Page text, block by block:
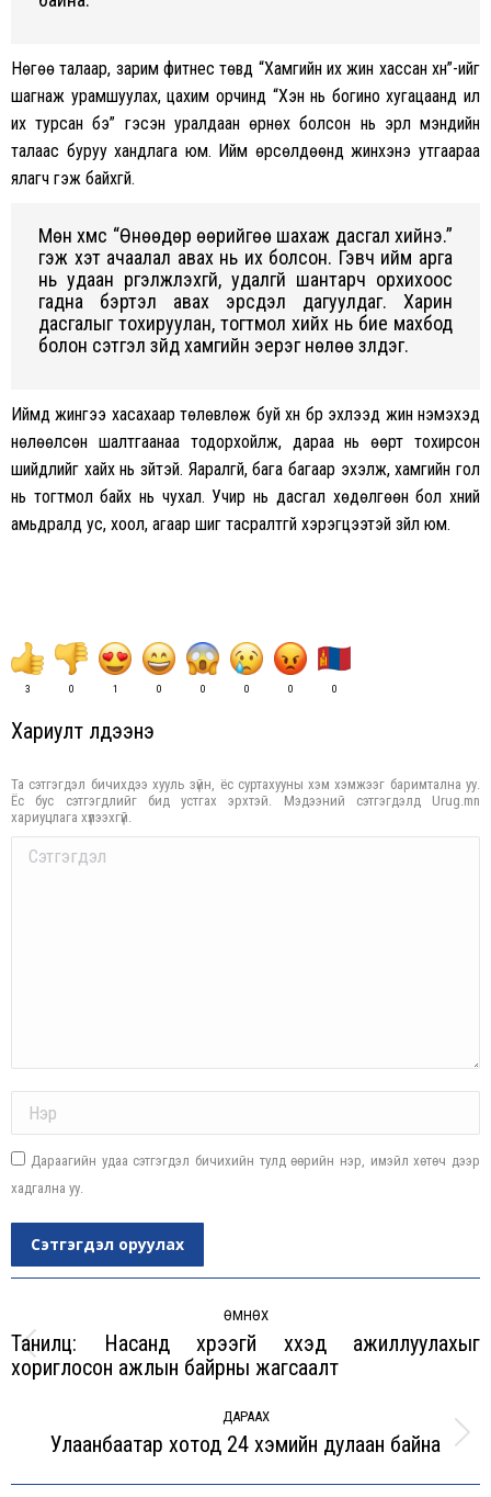
Нөгөө талаар, зарим фитнес төвүүд “Хамгийн их жин хассан хүн”-ийг
шагнаж урамшуулах, цахим орчинд “Хэн нь богино хугацаанд илүү
их турсан бэ” гэсэн уралдаан өрнөх болсон нь эрүүл мэндийн
талаас буруу хандлага юм. Ийм өрсөлдөөнд жинхэнэ утгаараа
ялагч гэж байхгүй.
Мөн хүмүүс “Өнөөдөр өөрийгөө шахаж дасгал хийнэ.”
гэж хэт ачаалал авах нь их болсон. Гэвч ийм арга
нь удаан үргэлжлэхгүй, удалгүй шантарч орхихоос
гадна бэртэл авах эрсдэл дагуулдаг. Харин
дасгалыг тохируулан, тогтмол хийх нь бие махбод
болон сэтгэл зүйд хамгийн эерэг нөлөө үзүүлдэг.
Иймд жингээ хасахаар төлөвлөж буй хүн бүр эхлээд жин нэмэхэд
нөлөөлсөн шалтгаанаа тодорхойлж, дараа нь өөрт тохирсон
шийдлийг хайх нь зүйтэй. Яаралгүй, бага багаар эхэлж, хамгийн гол
нь тогтмол байх нь чухал. Учир нь дасгал хөдөлгөөн бол хүний
амьдралд ус, хоол, агаар шиг тасралтгүй хэрэгцээтэй зүйл юм.
3 0 1 0 0 0 0 0
Хариулт үлдээнэ үү
Та сэтгэгдэл бичихдээ хууль зүйн, ёс суртахууны хэм хэмжээг баримтална уу.
Ёс бус сэтгэгдлийг бид устгах эрхтэй. Мэдээний сэтгэгдэлд Urug.mn
хариуцлага хүлээхгүй.
Comment
Дараагийн удаа сэтгэгдэл бичихийн тулд өөрийн нэр, имэйл хөтөч дээр
хадгална уу.
Сэтгэгдэл оруулах
ӨМНӨХ
Previous
Танилц: Насанд хүрээгүй хүүхэд ажиллуулахыг
хориглосон ажлын байрны жагсаалт
ДАРААХ
Next
Улаанбаатар хотод 24 хэмийн дулаан байна